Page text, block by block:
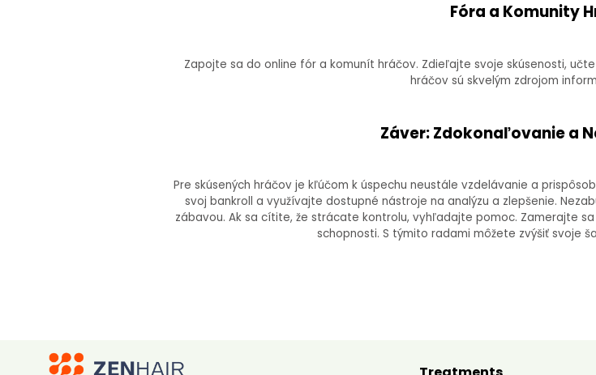
Fóra a Komunity
Zapojte sa do online fór a komunít hráčov. Zdieľajte svoje skúsenosti,
hráčov sú skvelým zdrojom
Záver: Zdokonaľovanie a
Pre skúsených hráčov je kľúčom k úspechu neustále vzdelávanie a
svoj bankroll a využívajte dostupné nástroje na analýzu a zlepšenie.
zábavou. Ak sa cítite, že strácate kontrolu, vyhľadajte pomoc. Zamerajte
schopnosti. S týmito radami môžete zvýšiť svoje